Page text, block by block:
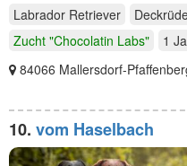
Labrador Retriever
Zucht "Chocolatin Labs"
1
84066 Mallersdorf-
10. vom Haselbach